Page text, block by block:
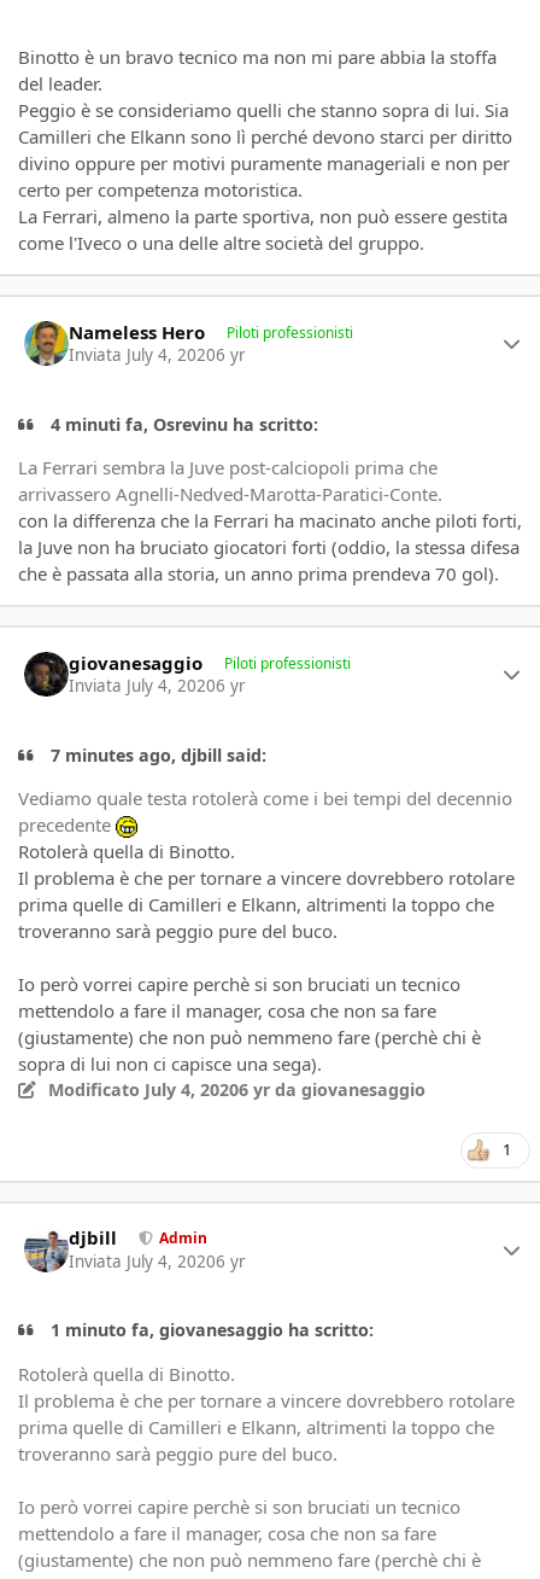
Binotto è un bravo tecnico ma non mi pare abbia la stoffa
del leader.
Peggio è se consideriamo quelli che stanno sopra di lui. Sia
Camilleri che Elkann sono lì perché devono starci per diritto
divino oppure per motivi puramente manageriali e non per
certo per competenza motoristica.
La Ferrari, almeno la parte sportiva, non può essere gestita
come l'Iveco o una delle altre società del gruppo.
Nameless Hero Piloti professionisti
Inviata July 4, 20206 yr
4 minuti fa, Osrevinu ha scritto:
La Ferrari sembra la Juve post-calciopoli prima che
arrivassero Agnelli-Nedved-Marotta-Paratici-Conte.
con la differenza che la Ferrari ha macinato anche piloti forti,
la Juve non ha bruciato giocatori forti (oddio, la stessa difesa
che è passata alla storia, un anno prima prendeva 70 gol).
giovanesaggio Piloti professionisti
Inviata July 4, 20206 yr
7 minutes ago, djbill said:
Vediamo quale testa rotolerà come i bei tempi del decennio
precedente
Rotolerà quella di Binotto.
Il problema è che per tornare a vincere dovrebbero rotolare
prima quelle di Camilleri e Elkann, altrimenti la toppo che
troveranno sarà peggio pure del buco.
Io però vorrei capire perchè si son bruciati un tecnico
mettendolo a fare il manager, cosa che non sa fare
(giustamente) che non può nemmeno fare (perchè chi è
sopra di lui non ci capisce una sega).
Modificato July 4, 20206 yr da giovanesaggio
1
djbill Admin
Inviata July 4, 20206 yr
1 minuto fa, giovanesaggio ha scritto:
Rotolerà quella di Binotto.
Il problema è che per tornare a vincere dovrebbero rotolare
prima quelle di Camilleri e Elkann, altrimenti la toppo che
troveranno sarà peggio pure del buco.
Io però vorrei capire perchè si son bruciati un tecnico
mettendolo a fare il manager, cosa che non sa fare
(giustamente) che non può nemmeno fare (perchè chi è